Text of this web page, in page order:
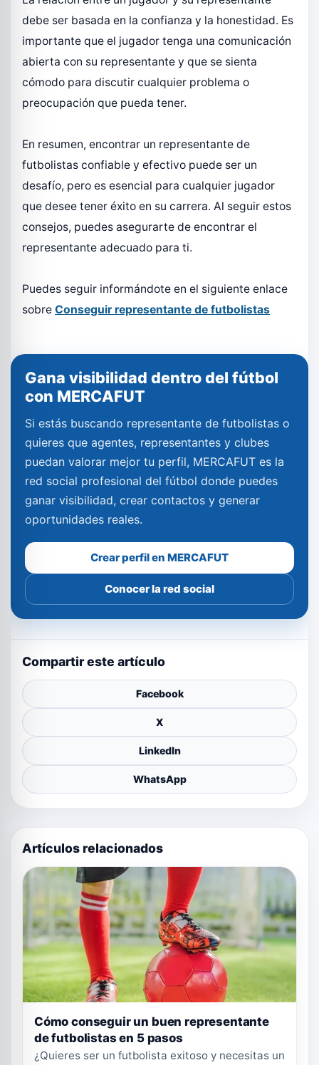
debe ser basada en la confianza y la honestidad. Es
importante que el jugador tenga una comunicación
abierta con su representante y que se sienta
cómodo para discutir cualquier problema o
preocupación que pueda tener.
En resumen, encontrar un representante de
futbolistas confiable y efectivo puede ser un
desafío, pero es esencial para cualquier jugador
que desee tener éxito en su carrera. Al seguir estos
consejos, puedes asegurarte de encontrar el
representante adecuado para ti.
Puedes seguir informándote en el siguiente enlace
sobre Conseguir representante de futbolistas
Gana visibilidad dentro del fútbol
con MERCAFUT
Si estás buscando representante de futbolistas o
quieres que agentes, representantes y clubes
puedan valorar mejor tu perfil, MERCAFUT es la
red social profesional del fútbol donde puedes
ganar visibilidad, crear contactos y generar
oportunidades reales.
Crear perfil en MERCAFUT
Conocer la red social
Compartir este artículo
Facebook
X
LinkedIn
WhatsApp
Artículos relacionados
Cómo conseguir un buen representante
de futbolistas en 5 pasos
¿Quieres ser un futbolista exitoso y necesitas un